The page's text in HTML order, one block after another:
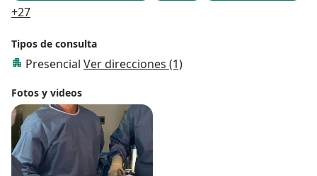
+27a11y_sr_more_diseases
Tipos de consulta
Presencial Ver direcciones (1)
Fotos y videos